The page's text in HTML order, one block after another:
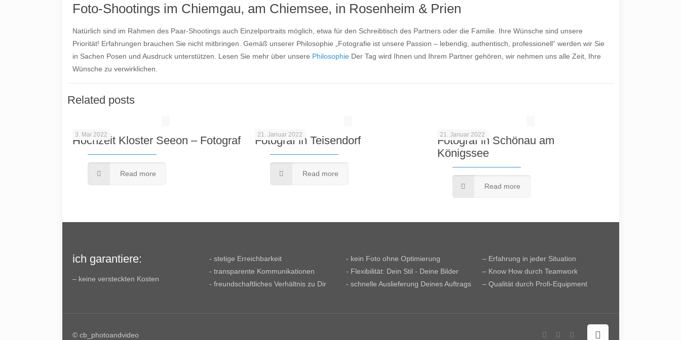
Foto-Shootings im Chiemgau, am Chiemsee, in Rosenheim & Prien
Natürlich sind im Rahmen des Paar-Shootings auch Einzelportraits möglich, etwa für den Schreibtisch des Partners oder die Familie. Ihre Wünsche sind unsere
Priorität! Erfahrungen brauchen Sie nicht mitbringen. Gemäß unserer Philosophie „Fotografie ist unsere Passion – lebendig, authentisch, professionell“ werden wir Sie
in Sachen Posen und Ausdruck unterstützen. Lesen Sie mehr über unsere Philosophie Der Tag wird Ihnen und Ihrem Partner gehören, wir nehmen uns alle Zeit, Ihre
Wünsche zu verwirklichen.
Related posts
3. Mai 2022
Hochzeit Kloster Seeon – Fotograf
Read more
21. Januar 2022
Fotograf in Teisendorf
Read more
21. Januar 2022
Fotograf in Schönau am
Königssee
Read more
ich garantiere:
– keine versteckten Kosten
- stetige Erreichbarkeit
- transparente Kommunikationen
- freundschaftliches Verhältnis zu Dir
- kein Foto ohne Optimierung
- Flexibilität: Dein Stil - Deine Bilder
- schnelle Auslieferung Deines Auftrags
– Erfahrung in jeder Situation
– Know How durch Teamwork
– Qualität durch Profi-Equipment
© cb_photoandvideo